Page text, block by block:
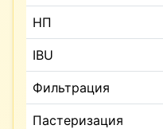
НП
IBU
Фильтрация
Пастеризация